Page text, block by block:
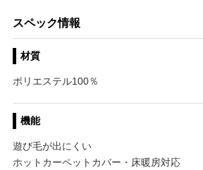
スペック情報
材質
ポリエステル100％
機能
遊び毛が出にくい
ホットカーペットカバー・床暖房対応